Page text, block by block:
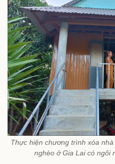
Thực hiện chương trình xóa
nghèo ở Gia Lai có ngôi